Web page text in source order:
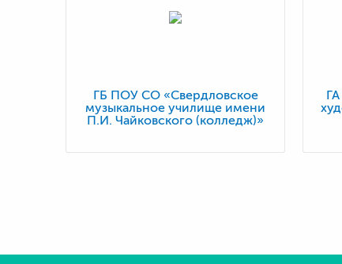
ГБ ПОУ СО «Свердловское
музыкальное училище имени
П.И. Чайковского (колледж)»